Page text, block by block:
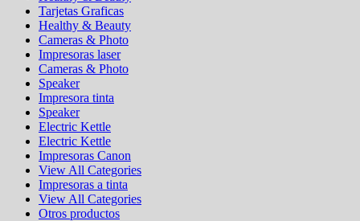
Tarjetas Graficas
Healthy & Beauty
Cameras & Photo
Impresoras laser
Cameras & Photo
Speaker
Impresora tinta
Speaker
Electric Kettle
Electric Kettle
Impresoras Canon
View All Categories
Impresoras a tinta
View All Categories
Otros productos